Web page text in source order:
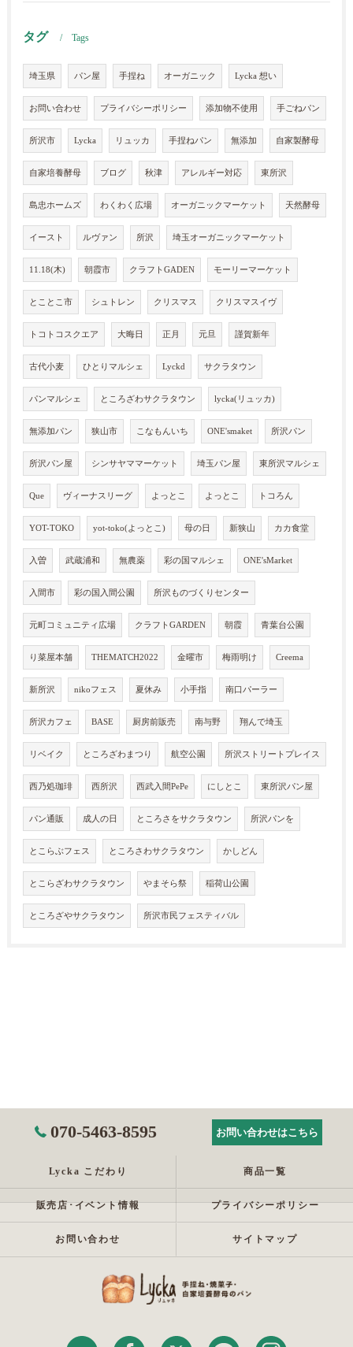
タグ Tags
埼玉県 パン屋 手捏ね オーガニック Lycka 想い
お問い合わせ プライバシーポリシー 添加物不使用 手ごねパン
所沢市 Lycka リュッカ 手捏ねパン 無添加 自家製酵母
自家培養酵母 ブログ 秋津 アレルギー対応 東所沢
島忠ホームズ わくわく広場 オーガニックマーケット 天然酵母
イースト ルヴァン 所沢 埼玉オーガニックマーケット
11.18(木) 朝霞市 クラフトGADEN モーリーマーケット
とことこ市 シュトレン クリスマス クリスマスイヴ
トコトコスクエア 大晦日 正月 元旦 謹賀新年
古代小麦 ひとりマルシェ Lyckd サクラタウン
パンマルシェ ところざわサクラタウン lycka(リュッカ)
無添加パン 狭山市 こなもんいち ONE'smaket 所沢パン
所沢パン屋 シンサヤママーケット 埼玉パン屋 東所沢マルシェ
Que ヴィーナスリーグ よっとこ よっとこ トコろん
YOT-TOKO yot-toko(よっとこ) 母の日 新狭山 カカ食堂
入曽 武蔵浦和 無農薬 彩の国マルシェ ONE'sMarket
入間市 彩の国入間公園 所沢ものづくりセンター
元町コミュニティ広場 クラフトGARDEN 朝霞 青葉台公園
り菜屋本舗 THEMATCH2022 金曜市 梅雨明け Creema
新所沢 nikoフェス 夏休み 小手指 南口パーラー
所沢カフェ BASE 厨房前販売 南与野 翔んで埼玉
リベイク ところざわまつり 航空公園 所沢ストリートプレイス
西乃処珈琲 西所沢 西武入間PePe にしとこ 東所沢パン屋
パン通販 成人の日 ところさをサクラタウン 所沢パンを
とこらぶフェス ところさわサクラタウン かしどん
とこらざわサクラタウン やまそら祭 稲荷山公園
ところざやサクラタウン 所沢市民フェスティバル
070-5463-8595 お問い合わせはこちら
Lycka こだわり 商品一覧
販売店･イベント情報 プライバシーポリシー
お問い合わせ サイトマップ